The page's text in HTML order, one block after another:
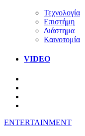
Τεχνολογία
Επιστήμη
Διάστημα
Καινοτομία
VIDEO
ENTERTAINMENT